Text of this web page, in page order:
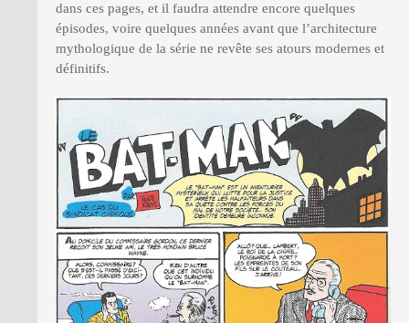
dans ces pages, et il faudra attendre encore quelques
épisodes, voire quelques années avant que l’architecture
mythologique de la série ne revête ses atours modernes et
définitifs.